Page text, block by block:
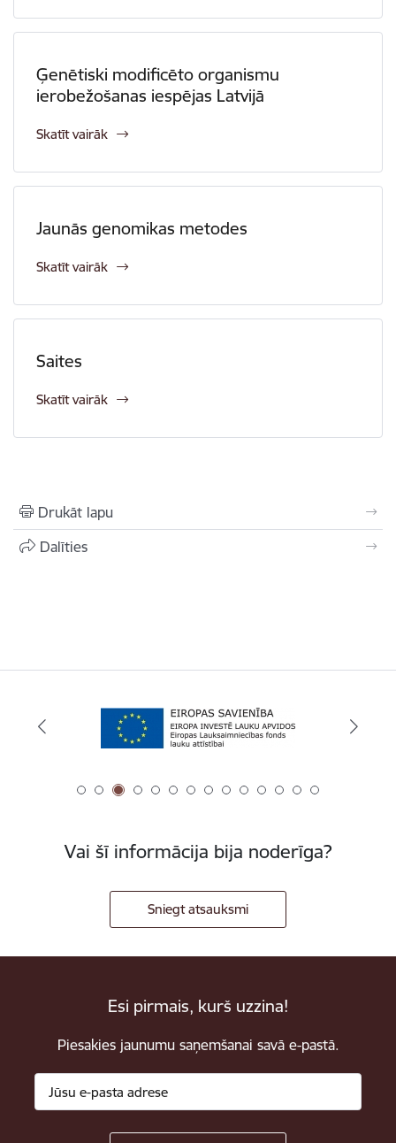
Ģenētiski modificēto organismu
ierobežošanas iespējas Latvijā
Skatīt vairāk
Jaunās genomikas metodes
Skatīt vairāk
Saites
Skatīt vairāk
Drukāt lapu
Dalīties
Vai šī informācija bija noderīga?
Sniegt atsauksmi
Esi pirmais, kurš uzzina!
Piesakies jaunumu saņemšanai savā e-pastā.